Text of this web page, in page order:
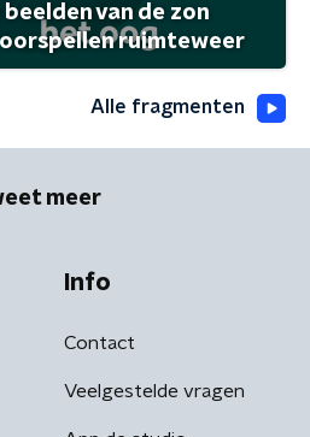
van de zon
ruimteweer
Alle fragmenten
meer
Info
Contact
Veelgestelde vragen